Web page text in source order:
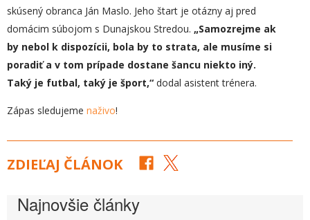
skúsený obranca Ján Maslo. Jeho štart je otázny aj pred
domácim súbojom s Dunajskou Stredou. „Samozrejme ak
by nebol k dispozícii, bola by to strata, ale musíme si
poradiť a v tom prípade dostane šancu niekto iný.
Taký je futbal, taký je šport,“ dodal asistent trénera.
Zápas sledujeme naživo!
ZDIEĽAJ ČLÁNOK
Najnovšie články